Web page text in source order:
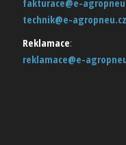
technik@e-agropneu.cz
Reklamace:
reklamace@e-